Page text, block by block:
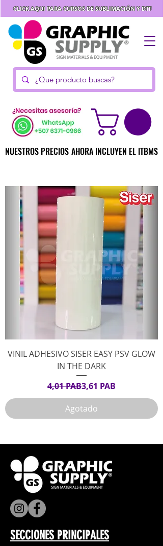
CLICK AQUI PARA CURSOS DE SUBLIMACIÓN Y DTF
NUESTROS PRECIOS AHORA INCLUYEN EL ITBMS
NUESTROS PRECIOS AHORA INCLUYEN EL ITBMS
VINIL ADHESIVO SISER EASY PSV GLOW
IN THE DARK
Precio
4,01 PABPrecio de oferta
3,61 PAB
Agotado
SECCIONES PRINCIPALES